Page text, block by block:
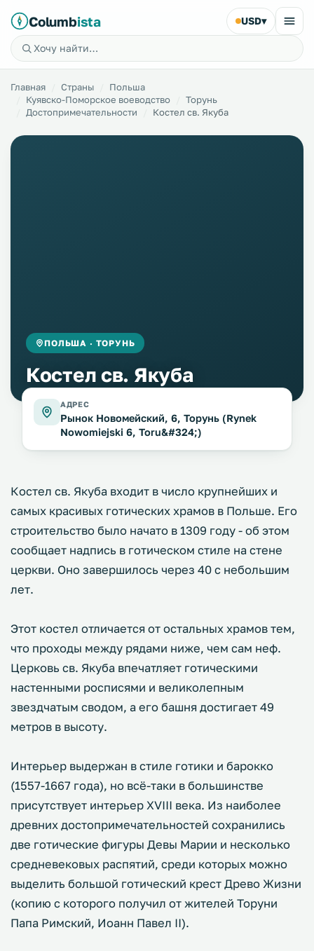
Columbista USD▾
Главная Страны
Польша
Куявско-Поморское воеводство
Торунь
Достопримечательности
Костел св. Якуба
ПОЛЬША · ТОРУНЬ
Костел св. Якуба
АДРЕС
Рынок Новомейский, 6, Торунь (Rynek
Nowomiejski 6, Toru&#324;)
Костел св. Якуба входит в число крупнейших и
самых красивых готических храмов в Польше. Его
строительство было начато в 1309 году - об этом
сообщает надпись в готическом стиле на стене
церкви. Оно завершилось через 40 с небольшим
лет.
Этот костел отличается от остальных храмов тем,
что проходы между рядами ниже, чем сам неф.
Церковь св. Якуба впечатляет готическими
настенными росписями и великолепным
звездчатым сводом, а его башня достигает 49
метров в высоту.
Интерьер выдержан в стиле готики и барокко
(1557-1667 года), но всё-таки в большинстве
присутствует интерьер XVIII века. Из наиболее
древних достопримечательностей сохранились
две готические фигуры Девы Марии и несколько
средневековых распятий, среди которых можно
выделить большой готический крест Древо Жизни
(копию с которого получил от жителей Торуни
Папа Римский, Иоанн Павел II).